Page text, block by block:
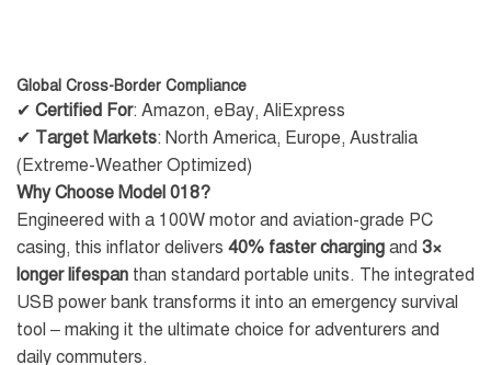
Global Cross-Border Compliance
✔ Certified For: Amazon, eBay, AliExpress
✔ Target Markets: North America, Europe, Australia
(Extreme-Weather Optimized)
Why Choose Model 018?
Engineered with a 100W motor and aviation-grade PC
casing, this inflator delivers 40% faster charging and 3×
longer lifespan than standard portable units. The integrated
USB power bank transforms it into an emergency survival
tool – making it the ultimate choice for adventurers and
daily commuters.